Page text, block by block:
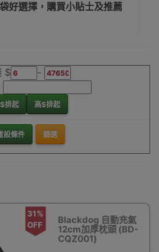
好選擇，購買小貼士及推薦
$
-
排起 高$排起
設條件 篩選
31%
OFF
Blackdog 自動充氣
12cm加厚枕頭 (BD-
CQZ001)